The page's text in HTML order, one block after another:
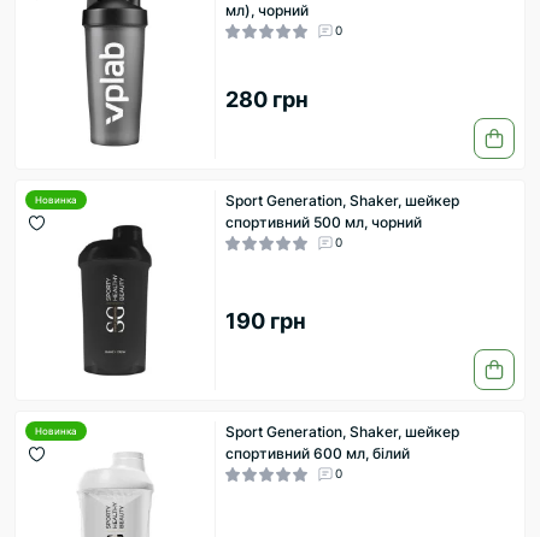
мл), чорний
0
280 грн
Новинка
Sport Generation, Shaker, шейкер
спортивний 500 мл, чорний
0
190 грн
Новинка
Sport Generation, Shaker, шейкер
спортивний 600 мл, білий
0